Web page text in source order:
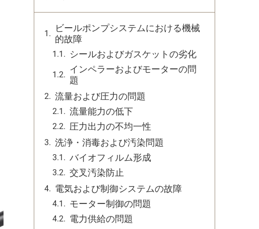
ビールポンプシステムにおける機械
的故障
シールおよびガスケットの劣化
インペラーおよびモーターの問
題
流量および圧力の問題
流量能力の低下
圧力出力の不均一性
洗浄・消毒および汚染問題
バイオフィルム形成
交叉汚染防止
電気および制御システムの故障
モーター制御の問題
電力供給の問題